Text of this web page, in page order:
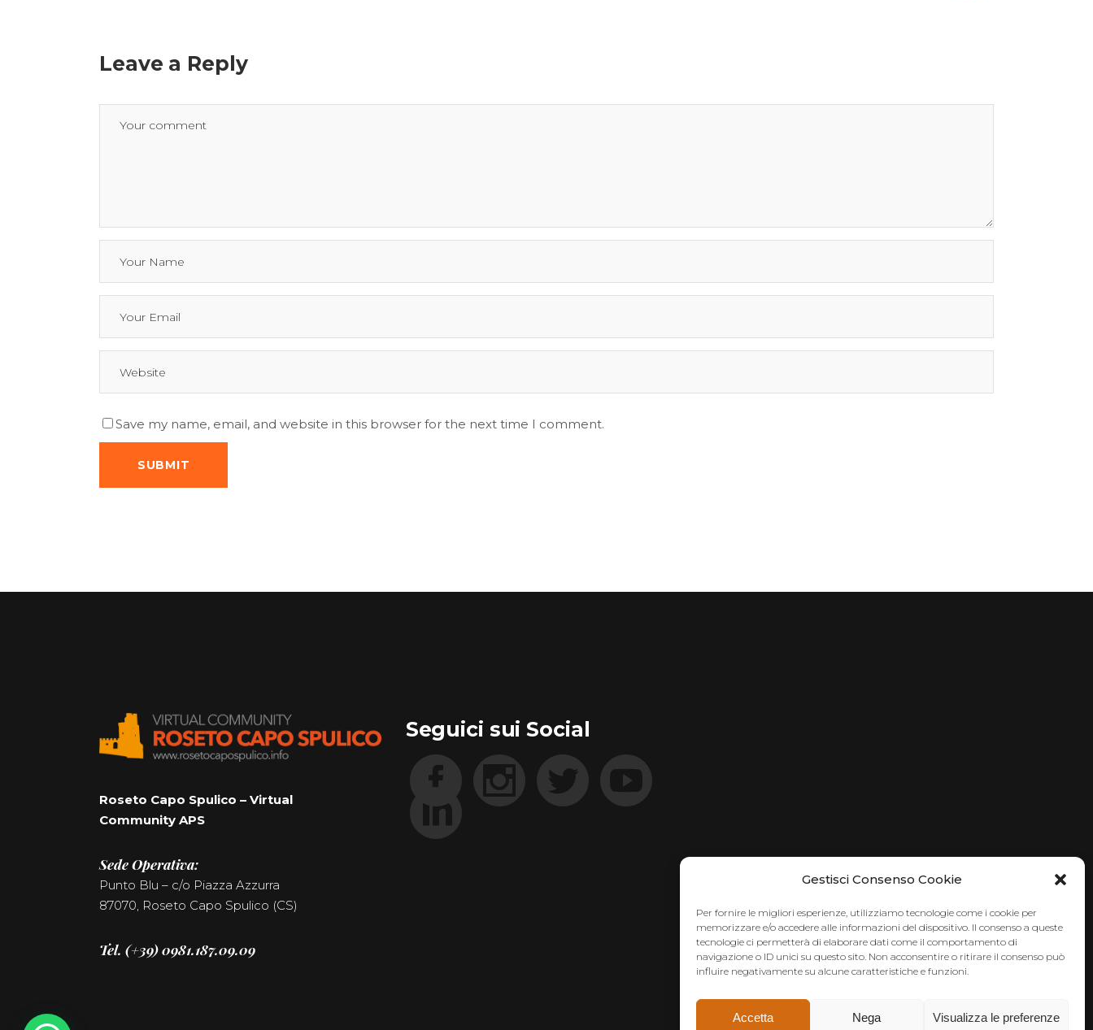
Gestisci Consenso Cookie
Per fornire le migliori esperienze, utilizziamo tecnologie come i cookie per
memorizzare e/o accedere alle informazioni del dispositivo. Il consenso a queste
tecnologie ci permetterà di elaborare dati come il comportamento di
navigazione o ID unici su questo sito. Non acconsentire o ritirare il consenso può
influire negativamente su alcune caratteristiche e funzioni.
Accetta Nega Visualizza le preferenze
Leave a Reply
Save my name, email, and website in this browser for the next time I comment.
Roseto Capo Spulico – Virtual
Community APS
Sede Operativa:
Punto Blu – c/o Piazza Azzurra
87070, Roseto Capo Spulico (CS)
Tel. (+39) 0981.187.09.09
Seguici sui Social